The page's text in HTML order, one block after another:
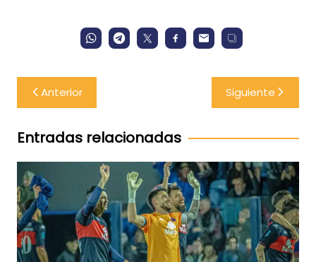
Navegación
de
entradas
Anterior Siguiente
Entradas relacionadas